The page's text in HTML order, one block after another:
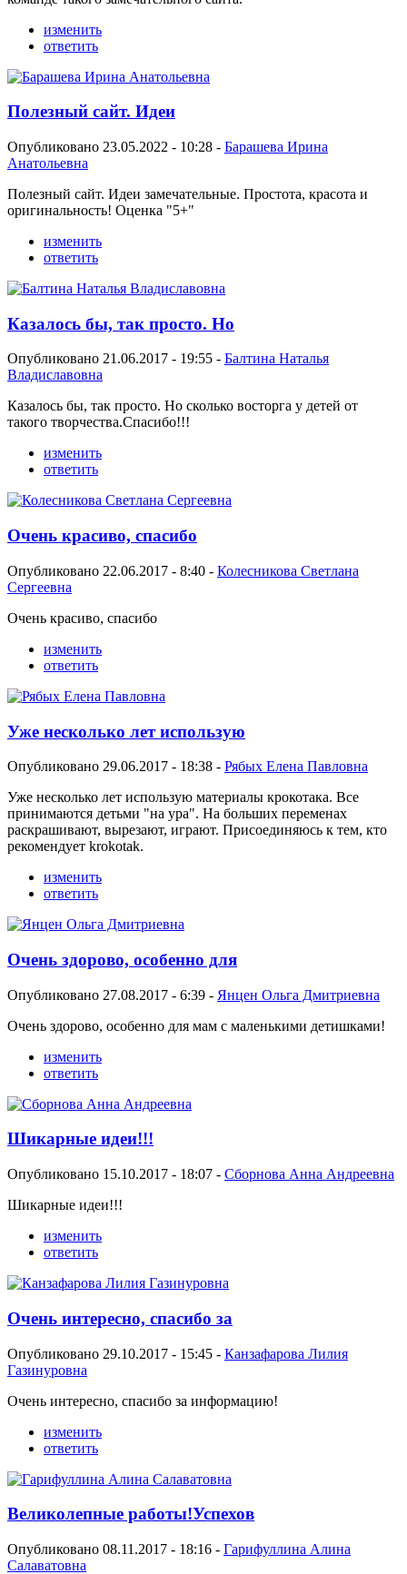
изменить
ответить
Полезный сайт. Идеи
Опубликовано 23.05.2022 - 10:28 - Барашева Ирина
Анатольевна
Полезный сайт. Идеи замечательные. Простота, красота и
оригинальность! Оценка "5+"
изменить
ответить
Казалось бы, так просто. Но
Опубликовано 21.06.2017 - 19:55 - Балтина Наталья
Владиславовна
Казалось бы, так просто. Но сколько восторга у детей от
такого творчества.Спасибо!!!
изменить
ответить
Очень красиво, спасибо
Опубликовано 22.06.2017 - 8:40 - Колесникова Светлана
Сергеевна
Очень красиво, спасибо
изменить
ответить
Уже несколько лет использую
Опубликовано 29.06.2017 - 18:38 - Рябых Елена Павловна
Уже несколько лет использую материалы крокотака. Все
принимаются детьми "на ура". На больших переменах
раскрашивают, вырезают, играют. Присоединяюсь к тем, кто
рекомендует krokotak.
изменить
ответить
Очень здорово, особенно для
Опубликовано 27.08.2017 - 6:39 - Янцен Ольга Дмитриевна
Очень здорово, особенно для мам с маленькими детишками!
изменить
ответить
Шикарные идеи!!!
Опубликовано 15.10.2017 - 18:07 - Сборнова Анна Андреевна
Шикарные идеи!!!
изменить
ответить
Очень интересно, спасибо за
Опубликовано 29.10.2017 - 15:45 - Канзафарова Лилия
Газинуровна
Очень интересно, спасибо за информацию!
изменить
ответить
Великолепные работы!Успехов
Опубликовано 08.11.2017 - 18:16 - Гарифуллина Алина
Салаватовна